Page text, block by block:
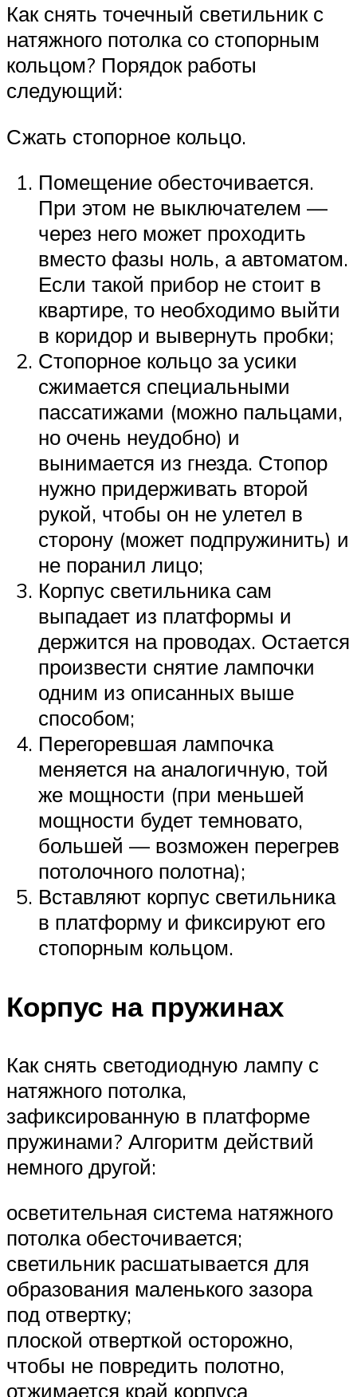
Как снять точечный светильник с
натяжного потолка со стопорным
кольцом? Порядок работы
следующий:
Сжать стопорное кольцо.
Помещение обесточивается.
При этом не выключателем —
через него может проходить
вместо фазы ноль, а автоматом.
Если такой прибор не стоит в
квартире, то необходимо выйти
в коридор и вывернуть пробки;
Стопорное кольцо за усики
сжимается специальными
пассатижами (можно пальцами,
но очень неудобно) и
вынимается из гнезда. Стопор
нужно придерживать второй
рукой, чтобы он не улетел в
сторону (может подпружинить) и
не поранил лицо;
Корпус светильника сам
выпадает из платформы и
держится на проводах. Остается
произвести снятие лампочки
одним из описанных выше
способом;
Перегоревшая лампочка
меняется на аналогичную, той
же мощности (при меньшей
мощности будет темновато,
большей — возможен перегрев
потолочного полотна);
Вставляют корпус светильника
в платформу и фиксируют его
стопорным кольцом.
Корпус на пружинах
Как снять светодиодную лампу с
натяжного потолка,
зафиксированную в платформе
пружинами? Алгоритм действий
немного другой:
осветительная система натяжного
потолка обесточивается;
светильник расшатывается для
образования маленького зазора
под отвертку;
плоской отверткой осторожно,
чтобы не повредить полотно,
отжимается край корпуса